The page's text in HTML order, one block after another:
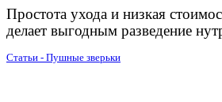
Простота ухода и низкая
делает выгодным разведение
Статьи - Пушные зверьки